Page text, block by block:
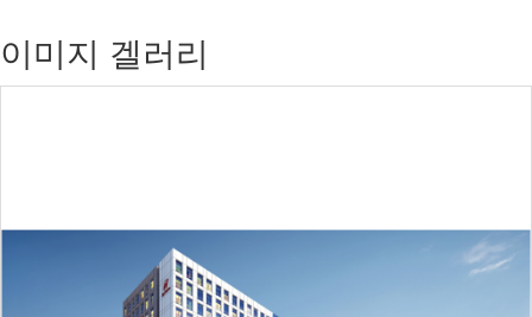
이미지 겔러리